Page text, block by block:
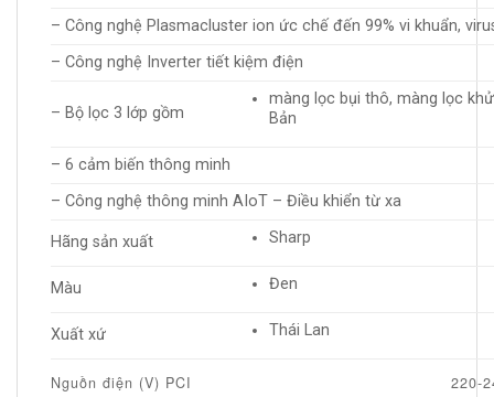
– Công nghệ Plasmacluster ion ức chế đến 99% vi khuẩn,
– Công nghệ Inverter tiết kiệm điện
– Bộ lọc 3 lớp gồm
màng lọc bụi thô, màng lọc
Bản
– 6 cảm biến thông minh
– Công nghệ thông minh AIoT – Điều khiển từ xa
Hãng sản xuất Sharp
Màu Đen
Xuất xứ Thái Lan
Nguồn điện (V) PCI
220-